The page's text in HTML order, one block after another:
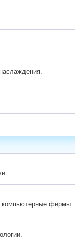
компьютерные фирмы.